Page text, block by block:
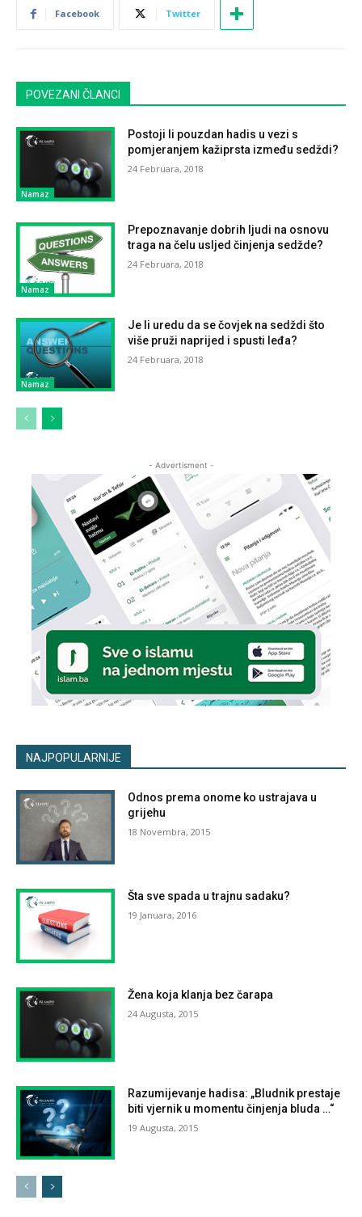
Facebook Twitter
POVEZANI ČLANCI
Namaz
Postoji li pouzdan hadis u vezi s
pomjeranjem kažiprsta između sedždi?
24 Februara, 2018
Namaz
Prepoznavanje dobrih ljudi na osnovu
traga na čelu usljed činjenja sedžde?
24 Februara, 2018
Namaz
Je li uredu da se čovjek na sedždi što
više pruži naprijed i spusti leđa?
24 Februara, 2018
- Advertisment -
NAJPOPULARNIJE
Odnos prema onome ko ustrajava u
grijehu
18 Novembra, 2015
Šta sve spada u trajnu sadaku?
19 Januara, 2016
Žena koja klanja bez čarapa
24 Augusta, 2015
Razumijevanje hadisa: „Bludnik prestaje
biti vjernik u momentu činjenja bluda …“
19 Augusta, 2015